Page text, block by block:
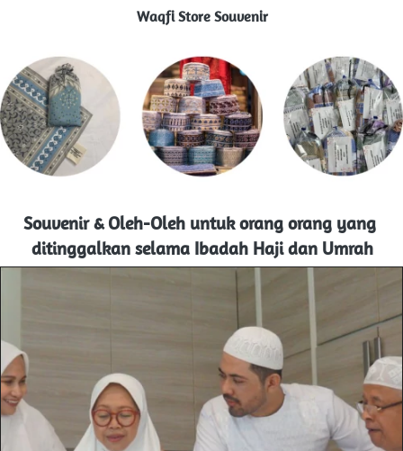
Waqfi Store Souvenir
Souvenir & Oleh-Oleh untuk orang orang yang
ditinggalkan selama Ibadah Haji dan Umrah